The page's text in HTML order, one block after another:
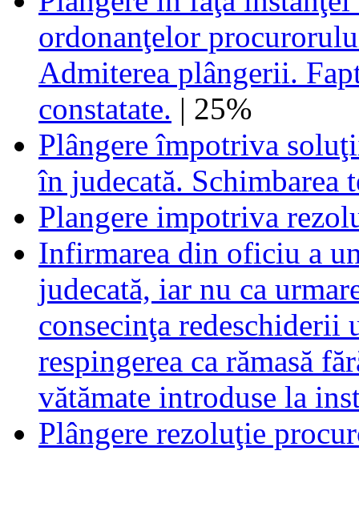
ordonanţelor
Admiterea plângerii.
constatate. | 25%
Plângere împotriva
în judecată. Schimbarea
Plangere impotriva
Infirmarea din oficiu a
judecată, iar nu ca
consecinţa redeschiderii
respingerea ca rămasă
vătămate introduse la
Plângere rezoluţie